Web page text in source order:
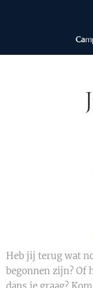
Ca
Heb jij terug wat
begonnen zijn? Of